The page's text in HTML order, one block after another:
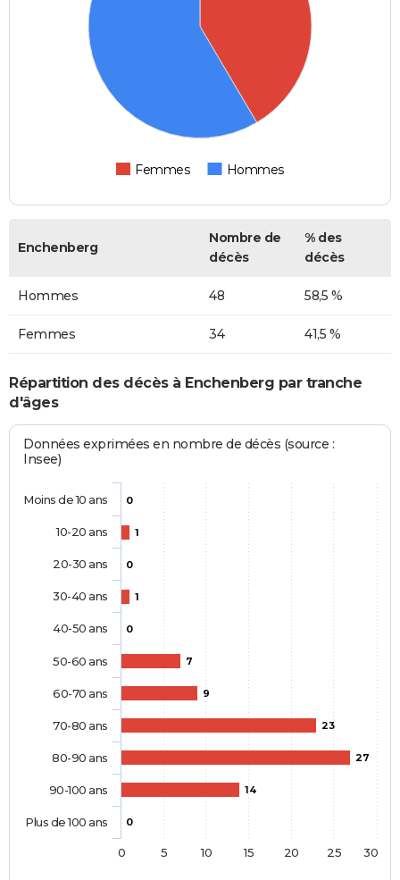
Femmes Hommes
Enchenberg
Nombre de
décès
% des
décès
Hommes 48 58,5 %
Femmes 34 41,5 %
Répartition des décès à Enchenberg par tranche
d'âges
Données exprimées en nombre de décès (source :
Insee)
0
1
0
1
0
7
9
23
27
14
0
Moins de 10 ans
10-20 ans
20-30 ans
30-40 ans
40-50 ans
50-60 ans
60-70 ans
70-80 ans
80-90 ans
90-100 ans
Plus de 100 ans
0 5 10 15 20 25 30